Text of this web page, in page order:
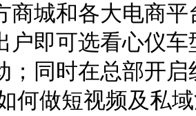
商城和各大电商平
户即可选看心仪
；同时在总部开
何做短视频及私